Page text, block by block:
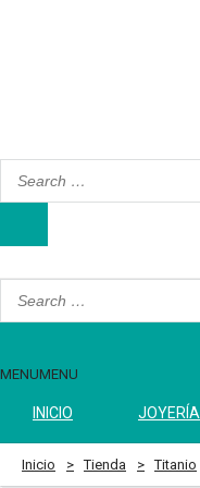
MENUMENU
INICIO JOYERÍA
Inicio Tienda Titanio